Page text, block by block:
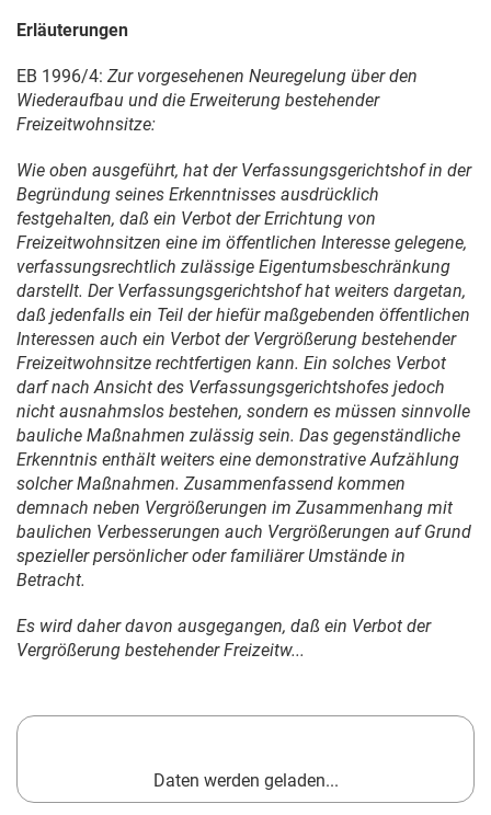
Erläuterungen
EB 1996/4: Zur vorgesehenen Neuregelung über den
Wiederaufbau und die Erweiterung bestehender
Freizeitwohnsitze:
Wie oben ausgeführt, hat der Verfassungsgerichtshof in der
Begründung seines Erkenntnisses ausdrücklich
festgehalten, daß ein Verbot der Errichtung von
Freizeitwohnsitzen eine im öffentlichen Interesse gelegene,
verfassungsrechtlich zulässige Eigentumsbeschränkung
darstellt. Der Verfassungsgerichtshof hat weiters dargetan,
daß jedenfalls ein Teil der hiefür maßgebenden öffentlichen
Interessen auch ein Verbot der Vergrößerung bestehender
Freizeitwohnsitze rechtfertigen kann. Ein solches Verbot
darf nach Ansicht des Verfassungsgerichtshofes jedoch
nicht ausnahmslos bestehen, sondern es müssen sinnvolle
bauliche Maßnahmen zulässig sein. Das gegenständliche
Erkenntnis enthält weiters eine demonstrative Aufzählung
solcher Maßnahmen. Zusammenfassend kommen
demnach neben Vergrößerungen im Zusammenhang mit
baulichen Verbesserungen auch Vergrößerungen auf Grund
spezieller persönlicher oder familiärer Umstände in
Betracht.
Es wird daher davon ausgegangen, daß ein Verbot der
Vergrößerung bestehender Freizeitw...
Daten werden geladen...